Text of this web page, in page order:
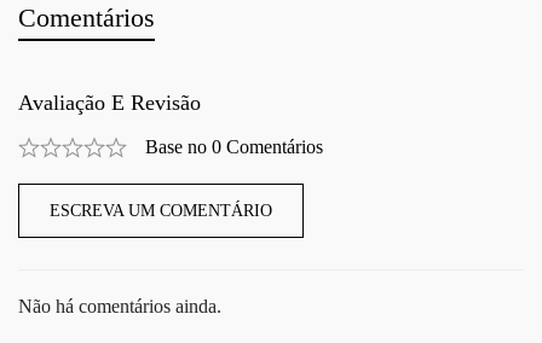
Comentários
Avaliação E Revisão
Base no 0 Comentários
ESCREVA UM COMENTÁRIO
Não há comentários ainda.